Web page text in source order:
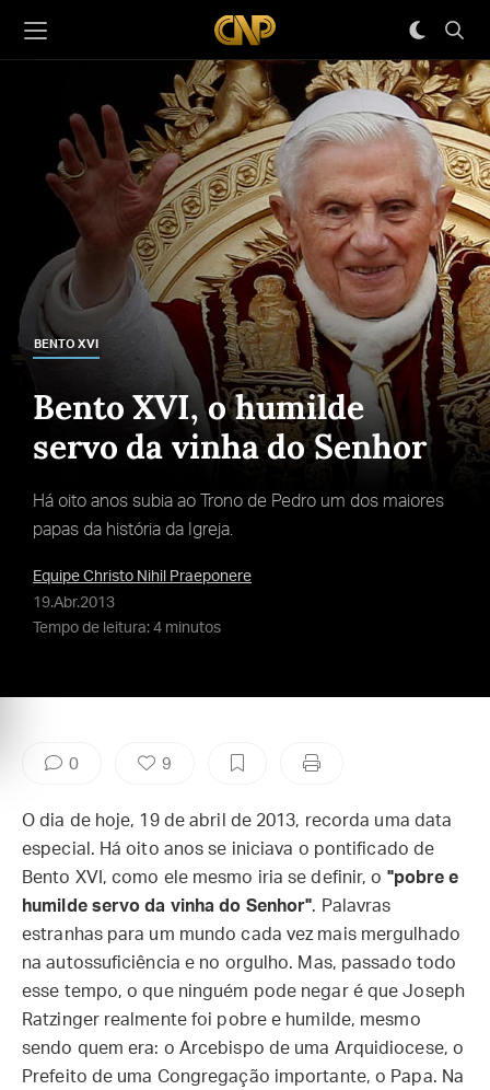
BENTO XVI
Bento XVI, o humilde
servo da vinha do Senhor
Há oito anos subia ao Trono de Pedro um dos maiores
papas da história da Igreja.
Equipe Christo Nihil Praeponere
19.Abr.2013
Tempo de leitura: 4 minutos
0 9
O dia de hoje, 19 de abril de 2013, recorda uma data
especial. Há oito anos se iniciava o pontificado de
Bento XVI, como ele mesmo iria se definir, o "pobre e
humilde servo da vinha do Senhor". Palavras
estranhas para um mundo cada vez mais mergulhado
na autossuficiência e no orgulho. Mas, passado todo
esse tempo, o que ninguém pode negar é que Joseph
Ratzinger realmente foi pobre e humilde, mesmo
sendo quem era: o Arcebispo de uma Arquidiocese, o
Prefeito de uma Congregação importante, o Papa. Na